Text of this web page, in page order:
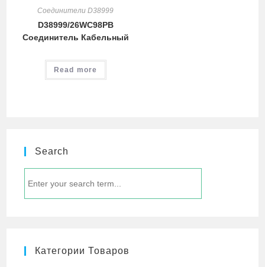
Соединители D38999
D38999/26WC98PB
Соединитель Кабельный
Read more
Search
Категории Товаров